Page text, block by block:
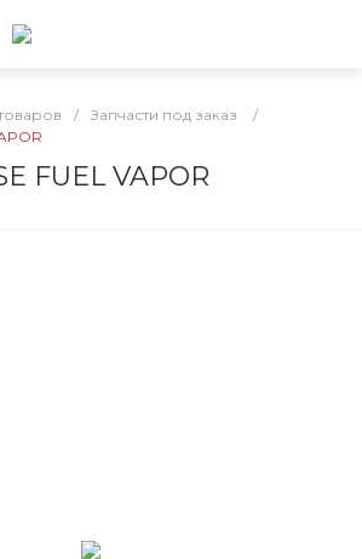
/ Запчасти под заказ
/
FUEL VAPOR